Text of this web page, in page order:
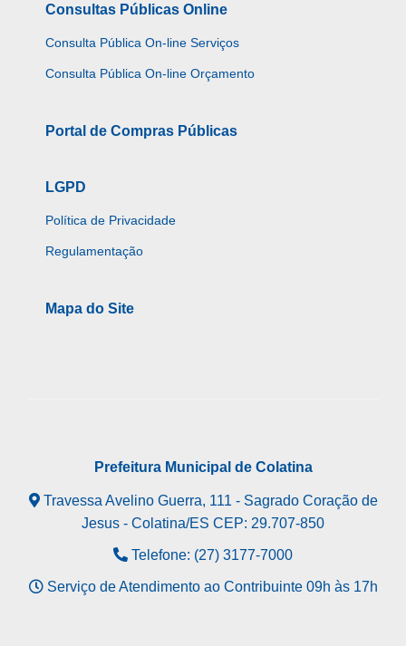
Consultas Públicas Online
Consulta Pública On-line Serviços
Consulta Pública On-line Orçamento
Portal de Compras Públicas
LGPD
Política de Privacidade
Regulamentação
Mapa do Site
Prefeitura Municipal de Colatina
Travessa Avelino Guerra, 111 - Sagrado Coração de
Jesus - Colatina/ES CEP: 29.707-850
Telefone: (27) 3177-7000
Serviço de Atendimento ao Contribuinte 09h às 17h